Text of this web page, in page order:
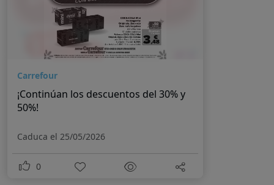
Carrefour
¡Continúan los descuentos del 30% y
50%!
Caduca el 25/05/2026
0